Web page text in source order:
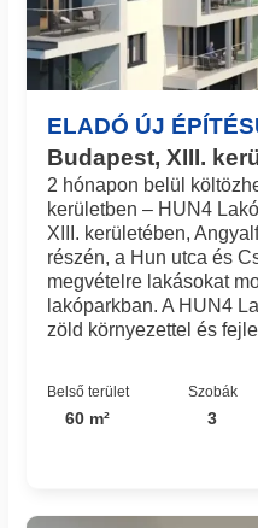
ELADÓ ÚJ
Budapest, XIII.
2 hónapon belül
kerületben – HUN4
XIII. kerületében,
részén, a Hun utca és
megvételre lakásokat
lakóparkban. A HUN4
zöld környezettel és
Belső terület
60 m²
Szobák
3